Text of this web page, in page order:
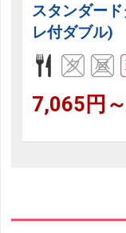
スタンダー
レ付ダブル)
7,065円